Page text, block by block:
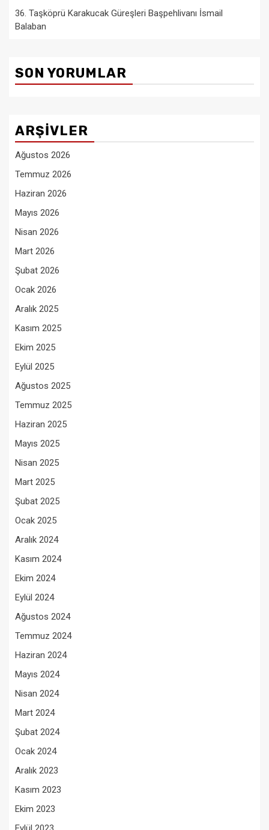
36. Taşköprü Karakucak Güreşleri Başpehlivanı İsmail
Balaban
SON YORUMLAR
ARŞIVLER
Ağustos 2026
Temmuz 2026
Haziran 2026
Mayıs 2026
Nisan 2026
Mart 2026
Şubat 2026
Ocak 2026
Aralık 2025
Kasım 2025
Ekim 2025
Eylül 2025
Ağustos 2025
Temmuz 2025
Haziran 2025
Mayıs 2025
Nisan 2025
Mart 2025
Şubat 2025
Ocak 2025
Aralık 2024
Kasım 2024
Ekim 2024
Eylül 2024
Ağustos 2024
Temmuz 2024
Haziran 2024
Mayıs 2024
Nisan 2024
Mart 2024
Şubat 2024
Ocak 2024
Aralık 2023
Kasım 2023
Ekim 2023